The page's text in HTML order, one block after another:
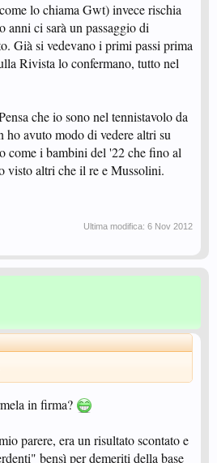
lo chiama Gwt) invece rischia
anni ci sarà un passaggio di
Già si vedevano i primi passi prima
Rivista lo confermano, tutto nel
che io sono nel tennistavolo da
ho avuto modo di vedere altri su
come i bambini del '22 che fino al
visto altri che il re e Mussolini.
Ultima modifica: 6 Nov 2012
in firma?
parere, era un risultato scontato e
bensì per demeriti della base